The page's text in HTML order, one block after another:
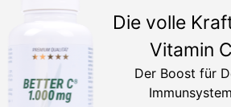
Die volle
Vitamin C
Der Boost für
Immunsystem